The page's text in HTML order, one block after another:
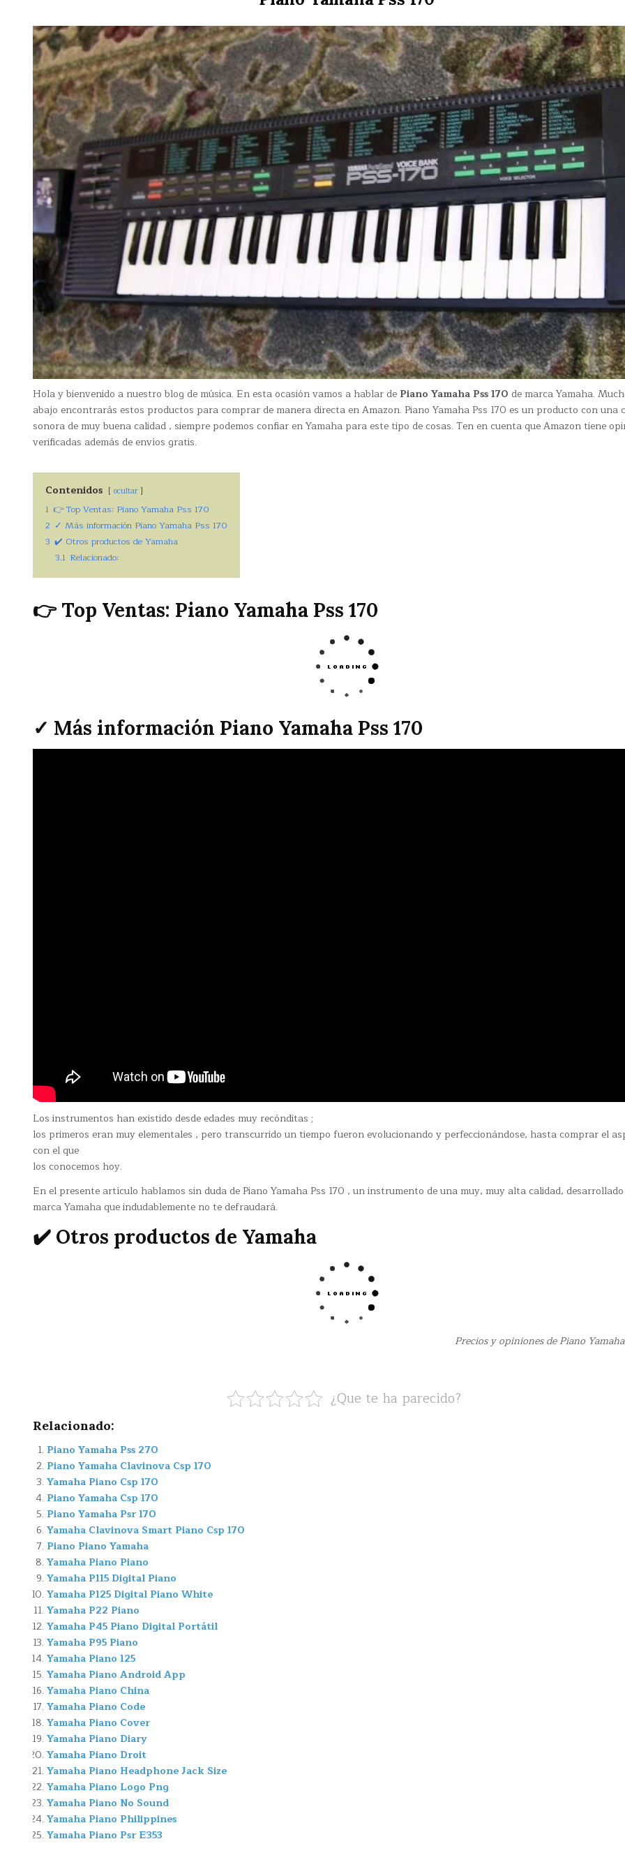
Hola y bienvenido a nuestro blog de música. En esta ocasión vamos a hablar de Piano Yamaha Pss 170 de marca Yamaha.
abajo encontrarás estos productos para comprar de manera directa en Amazon. Piano Yamaha Pss 170 es un producto con una
sonora de muy buena calidad , siempre podemos confiar en Yamaha para este tipo de cosas. Ten en cuenta que Amazon tiene
verificadas además de envíos gratis.
Contenidos ocultar
1 👉 Top Ventas: Piano Yamaha Pss 170
2 ✓ Más información Piano Yamaha Pss 170
3 ✔️ Otros productos de Yamaha
3.1 Relacionado:
👉 Top Ventas: Piano Yamaha Pss 170
✓ Más información Piano Yamaha Pss 170
Los instrumentos han existido desde edades muy recónditas ;
los primeros eran muy elementales , pero transcurrido un tiempo fueron evolucionando y perfeccionándose, hasta comprar el
con el que
los conocemos hoy.
En el presente artículo hablamos sin duda de Piano Yamaha Pss 170 , un instrumento de una muy, muy alta calidad,
marca Yamaha que indudablemente no te defraudará.
✔️ Otros productos de Yamaha
Precios y opiniones de Piano
¿Que te ha parecido?
Relacionado:
Piano Yamaha Pss 270
Piano Yamaha Clavinova Csp 170
Yamaha Piano Csp 170
Piano Yamaha Csp 170
Piano Yamaha Psr 170
Yamaha Clavinova Smart Piano Csp 170
Piano Piano Yamaha
Yamaha Piano Piano
Yamaha P115 Digital Piano
Yamaha P125 Digital Piano White
Yamaha P22 Piano
Yamaha P45 Piano Digital Portátil
Yamaha P95 Piano
Yamaha Piano 125
Yamaha Piano Android App
Yamaha Piano China
Yamaha Piano Code
Yamaha Piano Cover
Yamaha Piano Diary
Yamaha Piano Droit
Yamaha Piano Headphone Jack Size
Yamaha Piano Logo Png
Yamaha Piano No Sound
Yamaha Piano Philippines
Yamaha Piano Psr E353